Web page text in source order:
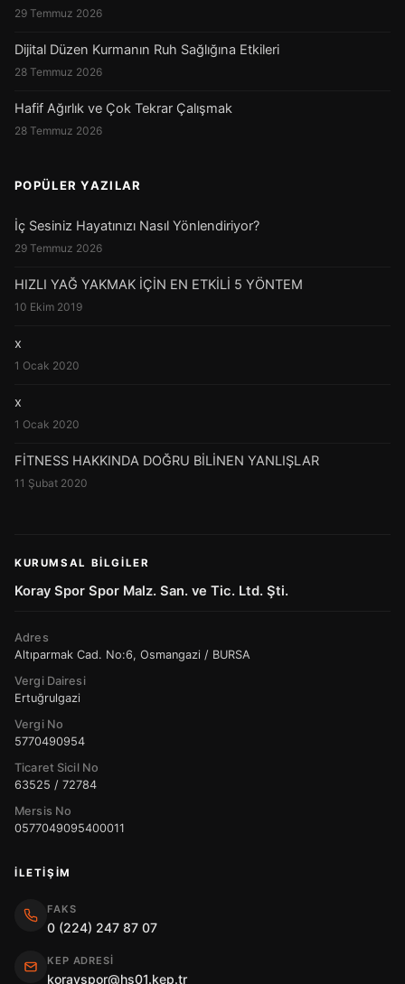
29 Temmuz 2026
Dijital Düzen Kurmanın Ruh Sağlığına Etkileri
28 Temmuz 2026
Hafif Ağırlık ve Çok Tekrar Çalışmak
28 Temmuz 2026
POPÜLER YAZILAR
İç Sesiniz Hayatınızı Nasıl Yönlendiriyor?
29 Temmuz 2026
HIZLI YAĞ YAKMAK İÇİN EN ETKİLİ 5 YÖNTEM
10 Ekim 2019
x
1 Ocak 2020
x
1 Ocak 2020
FİTNESS HAKKINDA DOĞRU BİLİNEN YANLIŞLAR
11 Şubat 2020
KURUMSAL BILGILER
Koray Spor Spor Malz. San. ve Tic. Ltd. Şti.
Adres
Altıparmak Cad. No:6, Osmangazi / BURSA
Vergi Dairesi
Ertuğrulgazi
Vergi No
5770490954
Ticaret Sicil No
63525 / 72784
Mersis No
0577049095400011
İLETIŞIM
FAKS
0 (224) 247 87 07
KEP ADRESI
korayspor@hs01.kep.tr